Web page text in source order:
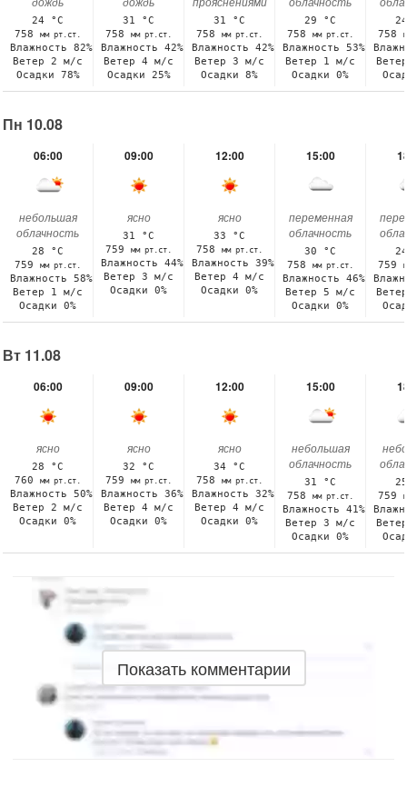
24 °C
758 мм рт.ст.
Влажность 82%
Ветер 2 м/с
Осадки 78%
31 °C
758 мм рт.ст.
Влажность 42%
Ветер 4 м/с
Осадки 25%
31 °C
758 мм рт.ст.
Влажность 42%
Ветер 3 м/с
Осадки 8%
29 °C
758 мм рт.ст.
Влажность 53%
Ветер 1 м/с
Осадки 0%
758
Пн 10.08
06:00
небольшая
облачность
28 °C
759 мм рт.ст.
Влажность 58%
Ветер 1 м/с
Осадки 0%
09:00
ясно
31 °C
759 мм рт.ст.
Влажность 44%
Ветер 3 м/с
Осадки 0%
12:00
ясно
33 °C
758 мм рт.ст.
Влажность 39%
Ветер 4 м/с
Осадки 0%
15:00
переменная
облачность
30 °C
758 мм рт.ст.
Влажность 46%
Ветер 5 м/с
Осадки 0%
759
Вт 11.08
06:00
ясно
28 °C
760 мм рт.ст.
Влажность 50%
Ветер 2 м/с
Осадки 0%
09:00
ясно
32 °C
759 мм рт.ст.
Влажность 36%
Ветер 4 м/с
Осадки 0%
12:00
ясно
34 °C
758 мм рт.ст.
Влажность 32%
Ветер 4 м/с
Осадки 0%
15:00
небольшая
облачность
31 °C
758 мм рт.ст.
Влажность 41%
Ветер 3 м/с
Осадки 0%
759
Показать комментарии